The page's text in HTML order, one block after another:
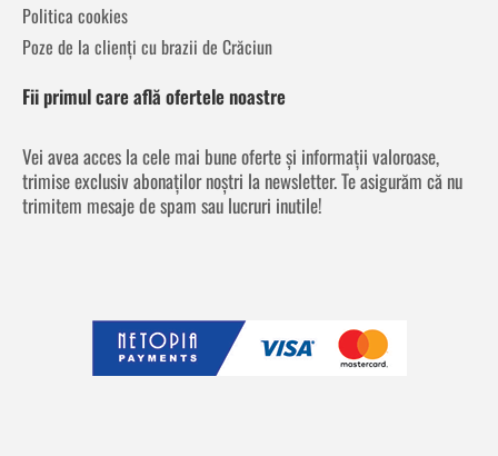
Politica cookies
Poze de la clienți cu brazii de Crăciun
Fii primul care află ofertele noastre
Vei avea acces la cele mai bune oferte și informații valoroase,
trimise exclusiv abonaților noștri la newsletter. Te asigurăm că nu
trimitem mesaje de spam sau lucruri inutile!